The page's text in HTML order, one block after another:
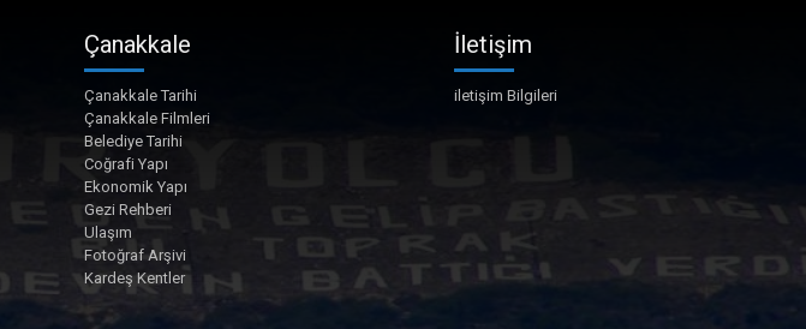
Çanakkale
Çanakkale Tarihi
Çanakkale Filmleri
Belediye Tarihi
Coğrafi Yapı
Ekonomik Yapı
Gezi Rehberi
Ulaşım
Fotoğraf Arşivi
Kardeş Kentler
İletişim
iletişim Bilgileri